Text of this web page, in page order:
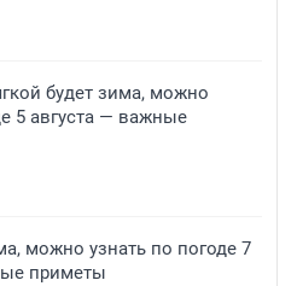
будет зима, можно
5 августа — важные
можно узнать по погоде 7
приметы